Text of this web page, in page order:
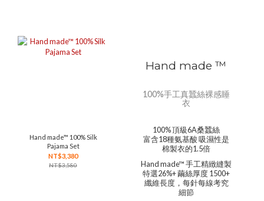
Hand made™ 100% Silk
Pajama Set
NT$3,380
NT$3,580
Hand made ™
100%手工真蠶絲裸感睡
衣
100% 頂級6A桑蠶絲
富含18種氨基酸 吸濕性是
棉製衣的1.5倍
Hand made™ 手工精緻縫製
特選26%+ 繭絲厚度 1500+
纖維長度，每針每線考究
細節